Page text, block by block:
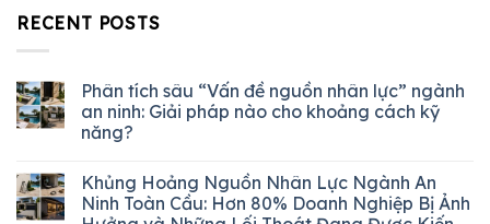
RECENT POSTS
Phân tích sâu “Vấn đề nguồn nhân lực” ngành
an ninh: Giải pháp nào cho khoảng cách kỹ
năng?
Khủng Hoảng Nguồn Nhân Lực Ngành An
Ninh Toàn Cầu: Hơn 80% Doanh Nghiệp Bị Ảnh